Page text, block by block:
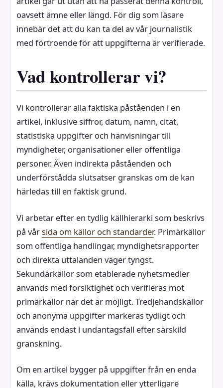
oavsett ämne eller längd. För dig som läsare
innebär det att du kan ta del av vår journalistik
med förtroende för att uppgifterna är verifierade.
Vad kontrollerar vi?
Vi kontrollerar alla faktiska påståenden i en
artikel, inklusive siffror, datum, namn, citat,
statistiska uppgifter och hänvisningar till
myndigheter, organisationer eller offentliga
personer. Även indirekta påståenden och
underförstådda slutsatser granskas om de kan
härledas till en faktisk grund.
Vi arbetar efter en tydlig källhierarki som beskrivs
på vårsida om källor och standarder. Primärkällor
som offentliga handlingar, myndighetsrapporter
och direkta uttalanden väger tyngst.
Sekundärkällor som etablerade nyhetsmedier
används med försiktighet och verifieras mot
primärkällor när det är möjligt. Tredjehandskällor
och anonyma uppgifter markeras tydligt och
används endast i undantagsfall efter särskild
granskning.
Om en artikel bygger på uppgifter från en enda
källa, krävs dokumentation eller ytterligare